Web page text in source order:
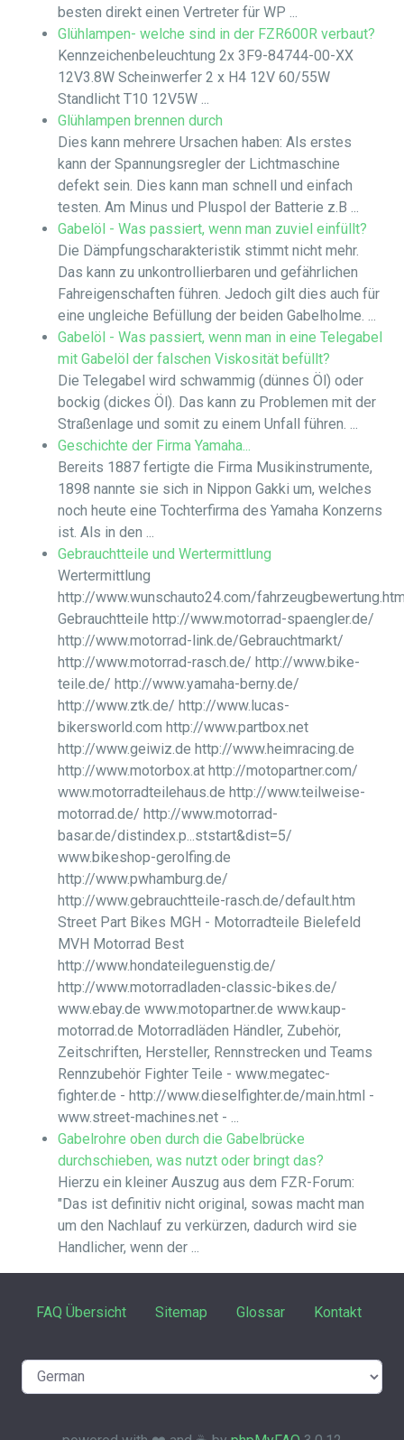
besten direkt einen Vertreter für WP ...
Glühlampen- welche sind in der FZR600R verbaut?
Kennzeichenbeleuchtung 2x 3F9-84744-00-XX
12V3.8W Scheinwerfer 2 x H4 12V 60/55W
Standlicht T10 12V5W ...
Glühlampen brennen durch
Dies kann mehrere Ursachen haben: Als erstes
kann der Spannungsregler der Lichtmaschine
defekt sein. Dies kann man schnell und einfach
testen. Am Minus und Pluspol der Batterie z.B ...
Gabelöl - Was passiert, wenn man zuviel einfüllt?
Die Dämpfungscharakteristik stimmt nicht mehr.
Das kann zu unkontrollierbaren und gefährlichen
Fahreigenschaften führen. Jedoch gilt dies auch für
eine ungleiche Befüllung der beiden Gabelholme. ...
Gabelöl - Was passiert, wenn man in eine Telegabel
mit Gabelöl der falschen Viskosität befüllt?
Die Telegabel wird schwammig (dünnes Öl) oder
bockig (dickes Öl). Das kann zu Problemen mit der
Straßenlage und somit zu einem Unfall führen. ...
Geschichte der Firma Yamaha...
Bereits 1887 fertigte die Firma Musikinstrumente,
1898 nannte sie sich in Nippon Gakki um, welches
noch heute eine Tochterfirma des Yamaha Konzerns
ist. Als in den ...
Gebrauchtteile und Wertermittlung
Wertermittlung
http://www.wunschauto24.com/
Gebrauchtteile http://www.motorrad-spaengler.de/
http://www.motorrad-link.de/Gebrauchtmarkt/
http://www.motorrad-rasch.de/ http://www.bike-
teile.de/ http://www.yamaha-berny.de/
http://www.ztk.de/ http://www.lucas-
bikersworld.com http://www.partbox.net
http://www.geiwiz.de http://www.heimracing.de
http://www.motorbox.at http://motopartner.com/
www.motorradteilehaus.de http://www.teilweise-
motorrad.de/ http://www.motorrad-
basar.de/distindex.p...ststart&dist=5/
www.bikeshop-gerolfing.de
http://www.pwhamburg.de/
http://www.gebrauchtteile-rasch.de/default.htm
Street Part Bikes MGH - Motorradteile Bielefeld
MVH Motorrad Best
http://www.hondateileguenstig.de/
http://www.motorradladen-classic-bikes.de/
www.ebay.de www.motopartner.de www.kaup-
motorrad.de Motorradläden Händler, Zubehör,
Zeitschriften, Hersteller, Rennstrecken und Teams
Rennzubehör Fighter Teile - www.megatec-
fighter.de - http://www.dieselfighter.de/main.html -
www.street-machines.net - ...
Gabelrohre oben durch die Gabelbrücke
durchschieben, was nutzt oder bringt das?
Hierzu ein kleiner Auszug aus dem FZR-Forum:
"Das ist definitiv nicht original, sowas macht man
um den Nachlauf zu verkürzen, dadurch wird sie
Handlicher, wenn der ...
FAQ Übersicht Sitemap Glossar Kontakt